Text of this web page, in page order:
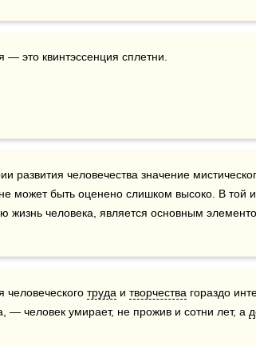
— это квинтэссенция сплетни.
развития человечества значение
не может быть оценено слишком высоко. В
жизнь человека, является основным
человеческого труда и творчества гораздо
— человек умирает, не прожив и сотни лет, а